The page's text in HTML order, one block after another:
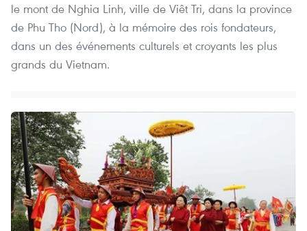
le mont de Nghia Linh, ville de Viêt Tri, dans la province
de Phu Tho (Nord), à la mémoire des rois fondateurs,
dans un des événements culturels et croyants les plus
grands du Vietnam.